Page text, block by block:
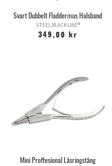
Svart Dubbelt Fladdermus Halsband
STEEL BLACKLINE®
349,00 kr
Mini Proffesional Låsringstång